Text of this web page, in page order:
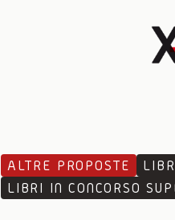
ALTRE PROPOSTE
LIBRI IN CONCORSO